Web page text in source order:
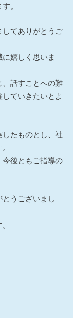
。
してありがとうご
嬉しく思いま
、話すことへの難
ていきたいとよ
たものとし、社
今後ともご指導の
うございまし